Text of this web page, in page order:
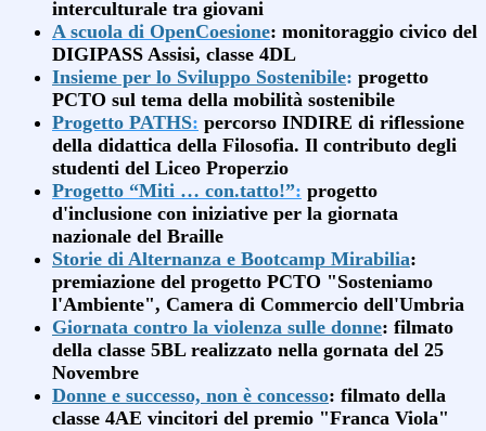
interculturale tra giovani
A scuola di OpenCoesione: monitoraggio civico del
DIGIPASS Assisi, classe 4DL
Insieme per lo Sviluppo Sostenibile: progetto
PCTO sul tema della mobilità sostenibile
Progetto PATHS: percorso INDIRE di riflessione
della didattica della Filosofia. Il contributo degli
studenti del Liceo Properzio
Progetto “Miti … con.tatto!”: progetto
d'inclusione con iniziative per la giornata
nazionale del Braille
Storie di Alternanza e Bootcamp Mirabilia:
premiazione del progetto PCTO "Sosteniamo
l'Ambiente", Camera di Commercio dell'Umbria
Giornata contro la violenza sulle donne: filmato
della classe 5BL realizzato nella gornata del 25
Novembre
Donne e successo, non è concesso: filmato della
classe 4AE vincitori del premio "Franca Viola"